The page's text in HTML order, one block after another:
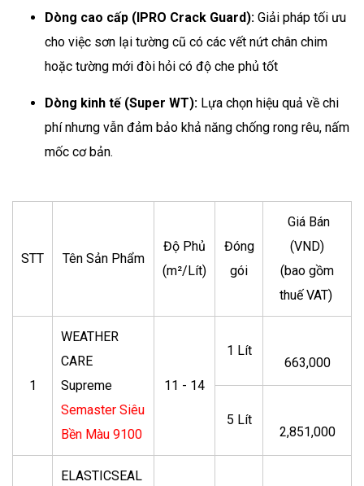
Dòng cao cấp (IPRO Crack Guard): Giải pháp tối ưu
cho việc sơn lại tường cũ có các vết nứt chân chim
hoặc tường mới đòi hỏi có độ che phủ tốt
Dòng kinh tế (Super WT): Lựa chọn hiệu quả về chi
phí nhưng vẫn đảm bảo khả năng chống rong rêu, nấm
mốc cơ bản.
STT Tên Sản Phẩm
Độ Phủ
(m²/Lít)
Đóng
gói
Giá Bán
(VND)
(bao gồm
thuế VAT)
1
WEATHER
CARE
Supreme
Semaster Siêu
Bền Màu 9100
11 - 14
1 Lít
663,000
5 Lít
2,851,000
ELASTICSEAL